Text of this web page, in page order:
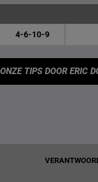
4-6-10-9
ONZE TIPS DOOR ERIC